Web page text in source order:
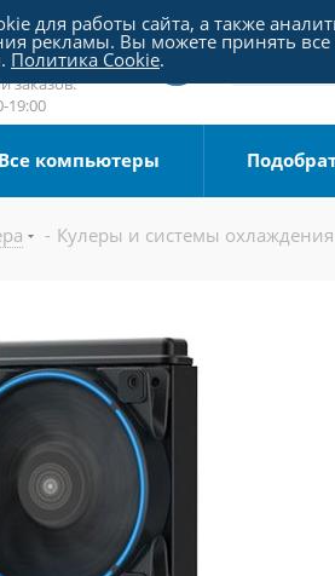
18, пав. 267
arena.ru
20:00
заказов:
19:00
Все компьютеры
- Кулеры и системы охлаждения
для работы сайта, а также
рекламы. Вы можете принять
Политика Cookie.